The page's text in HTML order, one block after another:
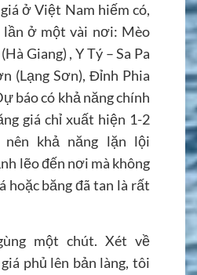
ở Việt Nam hiếm có,
lần ở một vài nơi: Mèo
Giang) , Y Tý – Sa Pa
(Lạng Sơn), Đỉnh Phia
báo có khả năng chính
giá chỉ xuất hiện 1-2
nên khả năng lặn lội
lẽo đến nơi mà không
hoặc băng đã tan là rất
một chút. Xét về
phủ lên bản làng, tôi